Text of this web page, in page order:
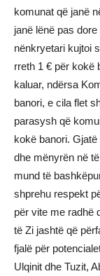
komunat që janë
janë lënë pas
nënkryetari kujtoi
rreth 1 € për kokë
kaluar, ndërsa
banori, e cila flet
parasysh që
kokë banori.
dhe mënyrën në
mund të
shprehu respekt
për vite me radhë
të Zi jashtë që
fjalë për
Ulqinit dhe Tuzit,